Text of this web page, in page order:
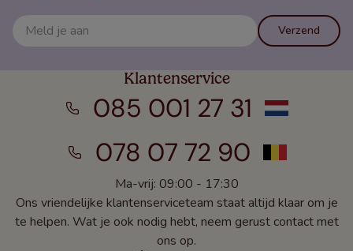
Verzend
Klantenservice
085 001 27 31
078 07 72 90
Ma-vrij: 09:00 - 17:30
Ons vriendelijke klantenserviceteam staat altijd klaar om je
te helpen. Wat je ook nodig hebt, neem gerust contact met
ons op.